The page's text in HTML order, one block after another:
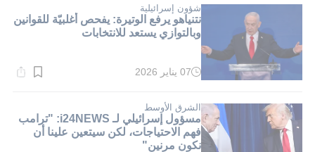
دقيقة.
شؤون إسرائيلية
نتنياهو يرفع الوتيرة: يفحص أغلبيّة للقوانين
وبالتوازي يستعد للانتخابات
وقت
دقيقة.
07 يناير 2026
الشرق الأوسط
مسؤول إسرائيلي لـ i24NEWS: "ترامب
فهم الاحتياجات، لكن سيتعين علينا أن
نكون مرنين"